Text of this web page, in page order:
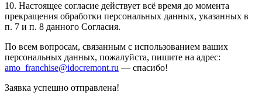
10. Настоящее согласие действует всё время до момента
прекращения обработки персональных данных, указанных в
п. 7 и п. 8 данного Согласия.
По всем вопросам, связанным с использованием ваших
персональных данных, пожалуйста, пишите на адрес:
amo_franchise@idocremont.ru — спасибо!
Заявка успешно отправлена!